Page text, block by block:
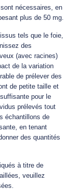
nécessaires, en
plus de 50 mg.
tels que le foie,
des
(avec racines)
de la variation
de prélever des
de petite taille et
pour le
prélevés tout
échantillons de
en tenant
des quantités
à titre de
veuillez